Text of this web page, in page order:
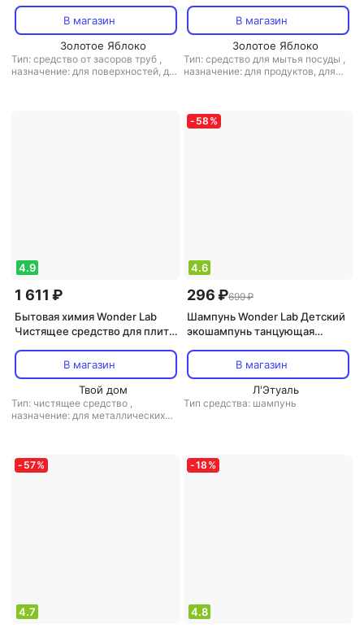
устранения засоров 1.1л
В магазин
Золотое Яблоко
Тип: средство от засоров труб ,
назначение: для поверхностей, для
В магазин
Золотое Яблоко
Тип: средство для мытья посуды ,
назначение: для продуктов, для
средство
универсальный
4.9
1 611 ₽
Бытовая химия Wonder Lab
Чистящее средство для плит,
В магазин
Твой дом
Тип: чистящее средство ,
назначение: для металлических
универсальное средство
ткани: универсальный
- 58 %
4.6
296 ₽699 ₽
Шампунь Wonder Lab Детский
экошампунь танцующая
В магазин
Л'Этуаль
Тип средства: шампунь
- 57%
4.7
-18 %
4.8